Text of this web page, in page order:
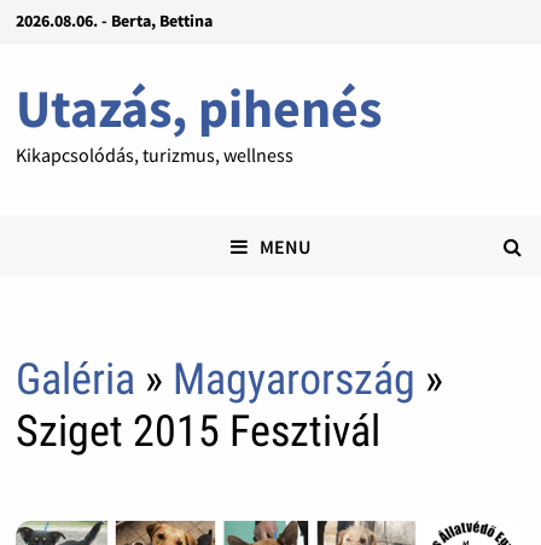
2026.08.06. - Berta, Bettina
Utazás, pihenés
Kikapcsolódás, turizmus, wellness
MENU
Galéria » Magyarország »
Sziget 2015 Fesztivál